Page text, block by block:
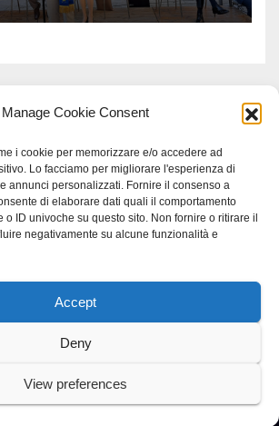
Manage Cookie Consent
i cookie per memorizzare e/o accedere ad
Lo facciamo per migliorare l'esperienza di
annunci personalizzati. Fornire il consenso a
di elaborare dati quali il comportamento
ID univoche su questo sito. Non fornire o ritirare il
negativamente su alcune funzionalità e
Accept
Deny
View preferences
WordPress|Tema: Newspaperex di
Scienzastudio specialistico bracciano